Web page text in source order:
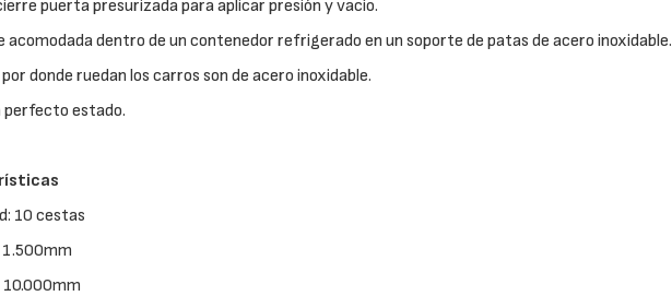
puerta presurizada para aplicar presión y vacío.
acomodada dentro de un contenedor refrigerado en un soporte de patas de acero inoxidable.
donde ruedan los carros son de acero inoxidable.
perfecto estado.
10 cestas